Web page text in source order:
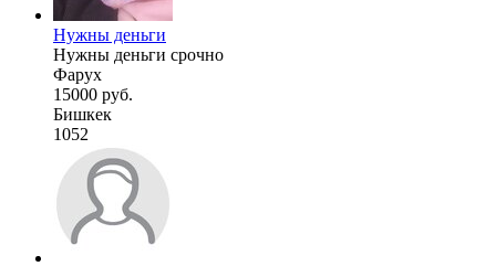
Нужны деньги
Нужны деньги срочно
Фарух
15000 руб.
Бишкек
1052